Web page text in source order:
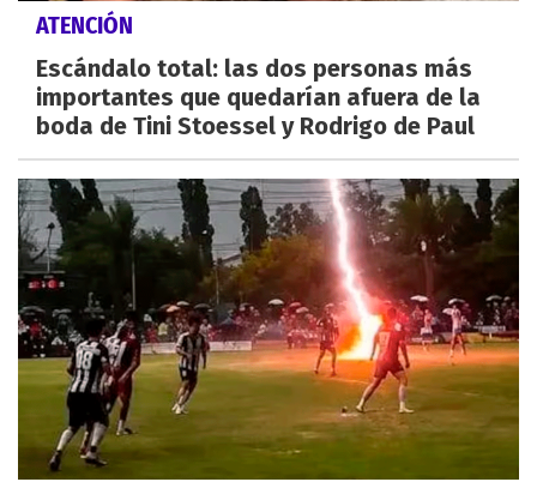
ATENCIÓN
Escándalo total: las dos personas más
importantes que quedarían afuera de la
boda de Tini Stoessel y Rodrigo de Paul